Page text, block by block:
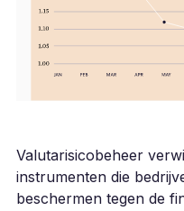
Valutarisicobeheer
instrumenten die
beschermen tegen de